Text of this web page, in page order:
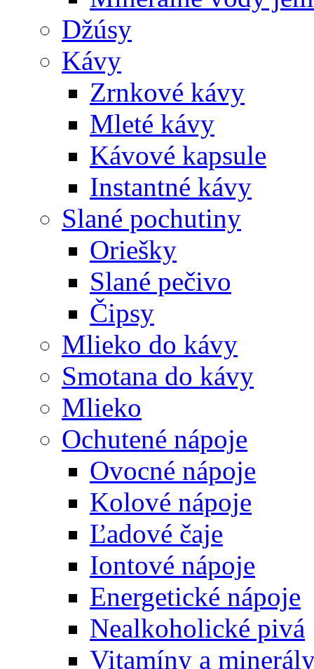
Džúsy
Kávy
Zrnkové kávy
Mleté kávy
Kávové kapsule
Instantné kávy
Slané pochutiny
Oriešky
Slané pečivo
Čipsy
Mlieko do kávy
Smotana do kávy
Mlieko
Ochutené nápoje
Ovocné nápoje
Kolové nápoje
Ľadové čaje
Iontové nápoje
Energetické nápoje
Nealkoholické pivá
Vitamíny a